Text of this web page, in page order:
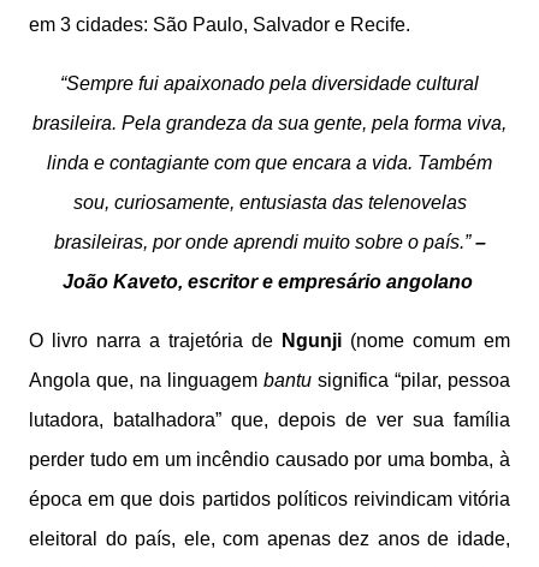
em 3 cidades: São Paulo, Salvador e Recife.
“Sempre fui apaixonado pela diversidade cultural
brasileira. Pela grandeza da sua gente, pela forma viva,
linda e contagiante com que encara a vida. Também
sou, curiosamente, entusiasta das telenovelas
brasileiras, por onde aprendi muito sobre o país.”–
João Kaveto, escritor e empresário angolano
O livro narra a trajetória de Ngunji (nome comum em
Angola que, na linguagem bantu significa “pilar, pessoa
lutadora, batalhadora” que, depois de ver sua família
perder tudo em um incêndio causado por uma bomba, à
época em que dois partidos políticos reivindicam vitória
eleitoral do país, ele, com apenas dez anos de idade,